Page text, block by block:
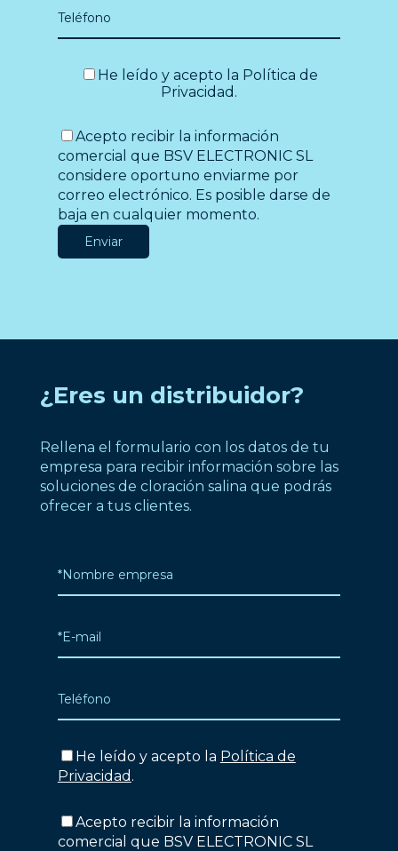
He leído y acepto la Política de
Privacidad .
Acepto recibir la información
comercial que BSV ELECTRONIC SL
considere oportuno enviarme por
correo electrónico. Es posible darse de
baja en cualquier momento.
¿Eres un distribuidor?
Rellena el formulario con los datos de tu
empresa para recibir información sobre las
soluciones de cloración salina que podrás
ofrecer a tus clientes.
He leído y acepto la Política de
Privacidad .
Acepto recibir la información
comercial que BSV ELECTRONIC SL